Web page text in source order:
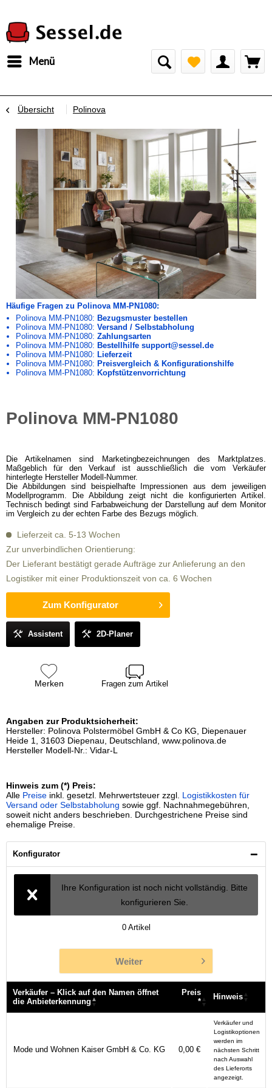
Menü
Übersicht Polinova
Häufige Fragen zu Polinova MM-PN1080:
Polinova MM-PN1080: Bezugsmuster bestellen
Polinova MM-PN1080: Versand / Selbstabholung
Polinova MM-PN1080: Zahlungsarten
Polinova MM-PN1080: Bestellhilfe support@sessel.de
Polinova MM-PN1080: Lieferzeit
Polinova MM-PN1080: Preisvergleich & Konfigurationshilfe
Polinova MM-PN1080: Kopfstützenvorrichtung
Polinova MM-PN1080
Die Artikelnamen sind Marketingbezeichnungen des Marktplatzes.
Maßgeblich für den Verkauf ist ausschließlich die vom Verkäufer
hinterlegte Hersteller Modell-Nummer.
Die Abbildungen sind beispielhafte Impressionen aus dem jeweiligen
Modellprogramm. Die Abbildung zeigt nicht die konfigurierten Artikel.
Technisch bedingt sind Farbabweichung der Darstellung auf dem Monitor
im Vergleich zu der echten Farbe des Bezugs möglich.
Lieferzeit ca. 5-13 Wochen
Zur unverbindlichen Orientierung:
Der Lieferant bestätigt gerade Aufträge zur Anlieferung an den
Logistiker mit einer Produktionszeit von ca. 6 Wochen
Zum Konfigurator
Assistent 2D-Planer
Merken Fragen zum Artikel
Angaben zur Produktsicherheit:
Hersteller: Polinova Polstermöbel GmbH & Co KG, Diepenauer
Heide 1, 31603 Diepenau, Deutschland, www.polinova.de
Hersteller Modell-Nr.: Vidar-L
Hinweis zum (*) Preis:
Alle Preise inkl. gesetzl. Mehrwertsteuer zzgl. Logistikkosten für
Versand oder Selbstabholung sowie ggf. Nachnahmegebühren,
soweit nicht anders beschrieben. Durchgestrichene Preise sind
ehemalige Preise.
Konfigurator
Ihre Konfiguration ist noch nicht vollständig. Bitte
konfigurieren Sie.
0 Artikel
Weiter
Verkäufer – Klick auf den Namen öffnet
die Anbieterkennung
Preis
*
Hinweis
Mode und Wohnen Kaiser GmbH & Co. KG 0,00 €
Verkäufer und
Logistikoptionen
werden im
nächsten Schritt
nach Auswahl
des Lieferorts
angezeigt.